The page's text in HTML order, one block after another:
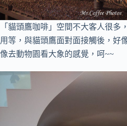
「貓頭鷹咖啡」空間不大客人很多
用等， 與貓頭鷹面對面接觸後，好
像去動物園看大象的感覺，呵~~